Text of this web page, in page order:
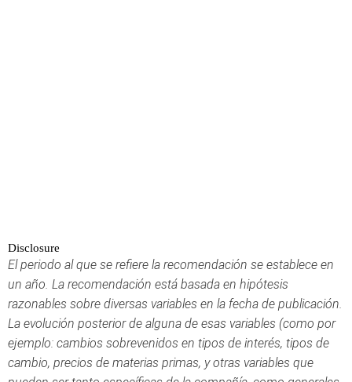
Disclosure
El periodo al que se refiere la recomendación se establece en
un año. La recomendación está basada en hipótesis
razonables sobre diversas variables en la fecha de publicación.
La evolución posterior de alguna de esas variables (como por
ejemplo: cambios sobrevenidos en tipos de interés, tipos de
cambio, precios de materias primas, y otras variables que